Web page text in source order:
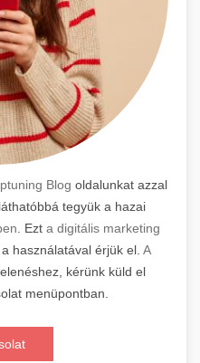
Blog oldalunkat azzal
tegyük a hazai
. Ezt a digitális marketing
használatával érjük el. A
kérünk küld el
menüpontban.